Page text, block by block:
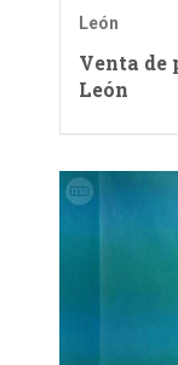
León
Venta de
León